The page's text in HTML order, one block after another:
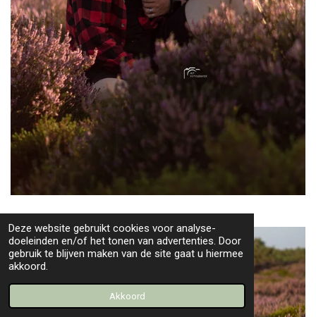
Deze website gebruikt cookies voor analyse-
doeleinden en/of het tonen van advertenties. Door
gebruik te blijven maken van de site gaat u hiermee
akkoord.
Akkoord